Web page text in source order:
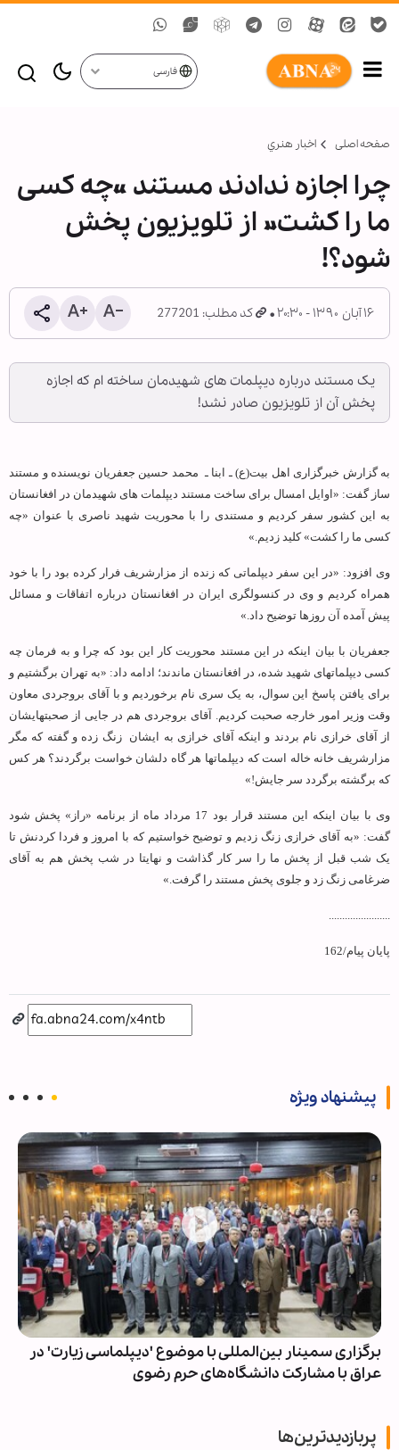
فارسی
صفحه اصلی اخبار هنري
چرا اجازه ندادند مستند «چه کسی
ما را کشت» از تلویزیون پخش
شود؟!
۱۶ آبان ۱۳۹۰ - ۲۰:۳۰ کد مطلب: 277201
یک مستند درباره دیپلمات های شهیدمان ساخته ام که اجازه
پخش آن از تلویزیون صادر نشد!
به گزارش خبرگزاری اهل بیت‏(ع) ـ ابنا ـ محمد حسین جعفریان نویسنده و مستند
ساز گفت: «اوایل امسال برای ساخت مستند دیپلمات های شهیدمان در افغانستان
به این کشور سفر کردیم و مستندی را با محوریت شهید ناصری با عنوان «چه
کسی ما را کشت» کلید زدیم.»
وی افزود: «در این سفر دیپلماتی که زنده از مزارشریف فرار کرده بود را با خود
همراه کردیم و وی در کنسولگری ایران در افغانستان درباره اتفاقات و مسائل
پیش آمده آن روزها توضیح داد.»
جعفریان با بیان اینکه در این مستند محوریت کار این بود که چرا و به فرمان چه
کسی دیپلماتهای شهید شده، در افغانستان ماندند؛ ادامه داد: «به تهران برگشتیم و
برای یافتن پاسخ این سوال، به یک سری نام برخوردیم و با آقای بروجردی معاون
وقت وزیر امور خارجه صحبت کردیم. آقای بروجردی هم در جایی از صحبتهایشان
از آقای خرازی نام بردند و اینکه آقای خرازی به ایشان
زنگ زده و گفته که مگر
مزارشریف خانه خاله است که دیپلماتها هر گاه دلشان خواست برگردند؟ هر کس
که برگشته برگردد سر جایش!»
وی با بیان اینکه این مستند قرار بود 17 مرداد ماه از برنامه «راز» پخش شود
گفت: «به آقای خرازی زنگ زدیم و توضیح خواستیم که با امروز و فردا کردنش تا
یک شب قبل از پخش ما را سر کار گذاشت و نهایتا در شب پخش هم به آقای
ضرغامی زنگ زد و جلوی پخش مستند را گرفت.»
.......................
پایان پیام/162
پیشنهاد ویژه
برگزاری سمینار بین‌المللی با موضوع 'دیپلماسی زیارت' در
عراق با مشارکت دانشگاه‌های حرم رضوی
پربازدیدترین‌ها